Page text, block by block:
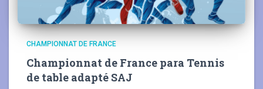
CHAMPIONNAT DE FRANCE
Championnat de France para Tennis
de table adapté SAJ